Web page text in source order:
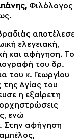
Φιλόλογος
αποτέλεσε
ελεγειακή,
και αφήγηση. Το
του δρ.
του κ. Γεωργίου
Αγίας του
η εξαίρετη
ενώ
Στην αφήγηση